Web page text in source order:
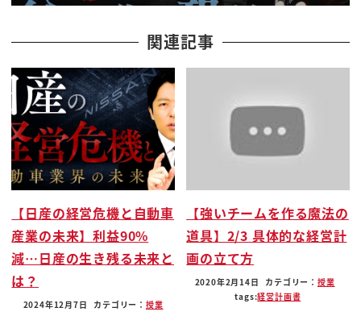
同じパ
検察部って私もそうなんですよ同じですよ
そう忘れないでしょ私でもあでうん誕生日
は忘れないけど結婚記念日は忘れえで同じ
そんなことない忘れたことないと思います
よ私え忘れてましたなんか誕生日は祝わ
れるけどなんかこうお互いの結婚記念日だ
ねみたいなのはあんま会話になっそんな
ことないですよ10周年どれだけ手厚くっ
たかどんなことんです10周年10周年ね
10周年お揃いの時計買おうって言って
時計一緒に買ってわ祝って緒まあの
ロレックスがこんなにすごい人気っていう
関連記事
【日産の経営危機と自動車
産業の未来】利益90%
減…日産の生き残る未来と
は？
2024年12月7日 カテゴリー： 授業
【強いチームを作る魔法の
道具】2/3 具体的な経営計
画の立て方
2020年2月14日 カテゴリー： 授業
tags:経営計画書